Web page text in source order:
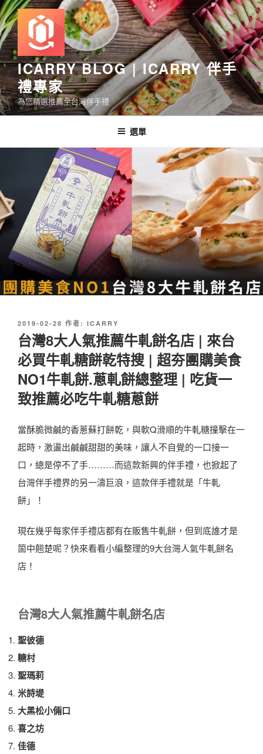
跳
至
主
要
內
容
ICARRY BLOG | ICARRY 伴手
禮專家
為您精選推薦全台灣伴手禮
選單
發
佈
於
2019-02-28 作者: ICARRY
台灣8大人氣推薦牛軋餅名店 | 來台
必買牛軋糖餅乾特搜 | 超夯團購美食
NO1牛軋餅.蔥軋餅總整理 | 吃貨一
致推薦必吃牛軋糖蔥餅
當酥脆微鹹的香蔥蘇打餅乾，與軟Q滑順的牛軋糖撞擊在一
起時，激盪出鹹鹹甜甜的美味，讓人不自覺的一口接一
口，總是停不了手………而這款新興的伴手禮，也掀起了
台灣伴手禮界的另一濤巨浪，這款伴手禮就是「牛軋
餅」！
現在幾乎每家伴手禮店都有在販售牛軋餅，但到底誰才是
箇中翹楚呢？快來看看小編整理的9大台灣人氣牛軋餅名
店！
台灣8大人氣推薦牛軋餅名店
聖彼德
糖村
聖瑪莉
米詩堤
大黑松小倆口
喜之坊
佳德